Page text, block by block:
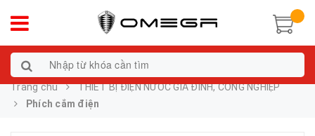
Trang chủ
THIẾT BỊ ĐIỆN NƯỚC GIA ĐÌNH, CÔNG NGHIỆP
Phích cắm điện